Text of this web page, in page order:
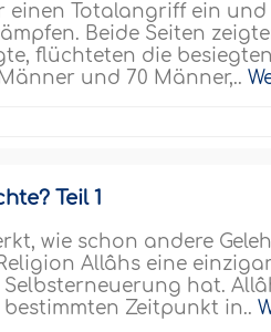
einen Totalangriff ein
Beide Seiten
flüchteten die
und 70 Männer,..
Teil 1
wie schon andere
Allâhs eine
hat.
bestimmten Zeitpunkt in..